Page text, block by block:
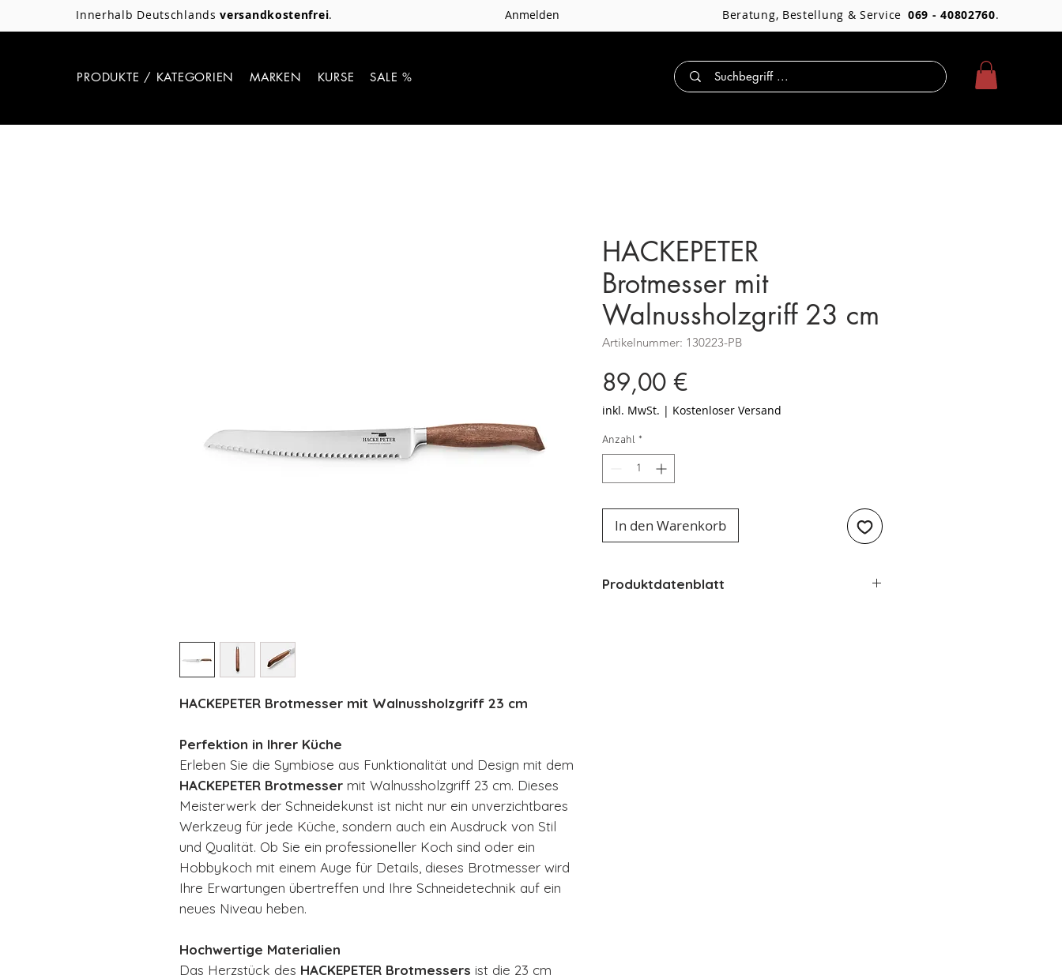
Innerhalb Deutschlandsversandkostenfrei. Anmelden Beratung, Bestellung & Service 069 - 40802760.
PRODUKTE / KATEGORIEN MARKEN KURSE SALE %
HACKEPETER Brotmesser mit Walnussholzgriff 23 cm
Perfektion in Ihrer Küche
Erleben Sie die Symbiose aus Funktionalität und Design mit dem
HACKEPETER Brotmesser mit Walnussholzgriff 23 cm. Dieses
Meisterwerk der Schneidekunst ist nicht nur ein unverzichtbares
Werkzeug für jede Küche, sondern auch ein Ausdruck von Stil
und Qualität. Ob Sie ein professioneller Koch sind oder ein
Hobbykoch mit einem Auge für Details, dieses Brotmesser wird
Ihre Erwartungen übertreffen und Ihre Schneidetechnik auf ein
neues Niveau heben.
Hochwertige Materialien
Das Herzstück des HACKEPETER Brotmessers ist die 23 cm
HACKEPETER
Brotmesser mit
Walnussholzgriff 23 cm
Artikelnummer: 130223-PB
89,00 €Preis
inkl. MwSt. | Kostenloser Versand
Anzahl *
In den Warenkorb
Produktdatenblatt